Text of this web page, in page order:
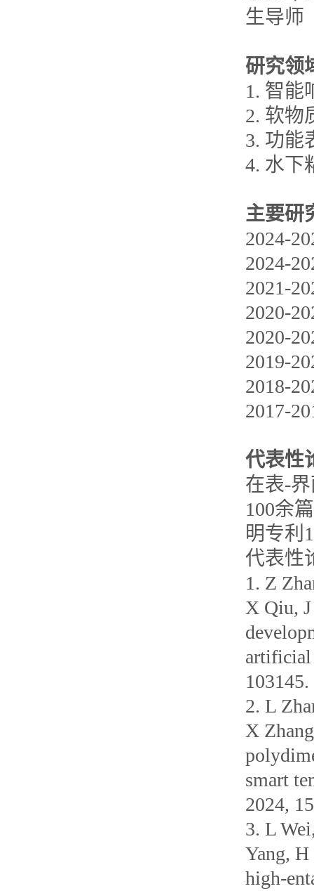
生导师
研究领
1. 智能
2. 软物
3. 功能
4. 水下
主要研
2024-
2024-
2021-
2020-
2020-
2019-
2018-
2017-
代表性
在表-
100余
明专利
代表性
1. Z
X Qiu,
artificial
2. L
X
smart
2024,
3. L
Yang,
high-